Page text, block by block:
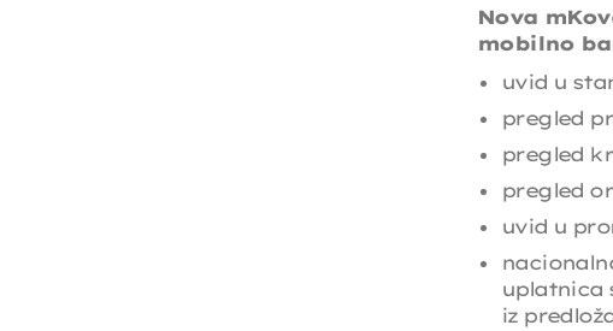
Nova
mobilno
uvid u
pregled
pregled
pregled
uvid u
uplatnica
iz